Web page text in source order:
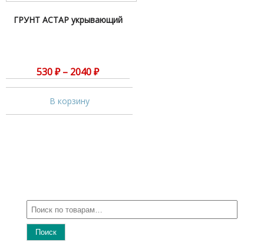
ГРУНТ АСТАР укрывающий
530₽ – 2040₽
В корзину
Поиск